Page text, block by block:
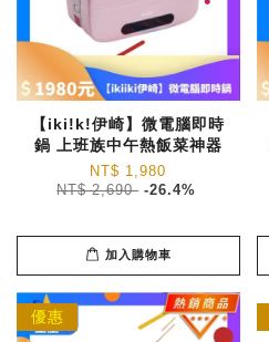
【iki!k!伊崎】微電腦即時
鍋 上班族中午熱飯菜神器
NT$ 1,980
NT$ 2,690 -26.4%
加入購物車
優惠